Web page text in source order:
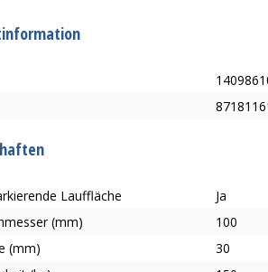
Lauffläche
Ja
(mm)
100
(mm)
30